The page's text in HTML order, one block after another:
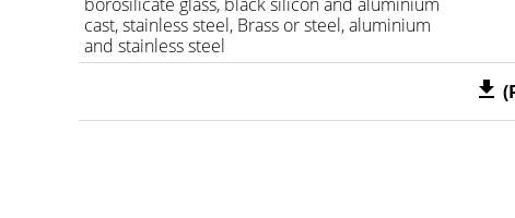
cast, stainless steel, Brass or steel, aluminium
and stainless steel